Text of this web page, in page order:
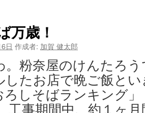
万歳！
日 作成者: 加賀 健太郎
。粉奈屋のけんたろ
したお店で晩ご飯と
ろしそばランキング
工事期間中、約１ヶ